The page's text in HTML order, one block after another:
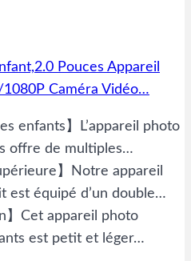
Pouces Appareil
Caméra Vidéo…
enfants】L’appareil photo
offre de multiples…
】Notre appareil
est équipé d’un double…
】Cet appareil photo
est petit et léger…